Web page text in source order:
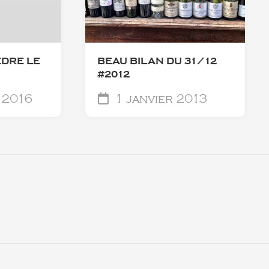
LE
BEAU BILAN DU 31/12
#2012
1 janvier 2013